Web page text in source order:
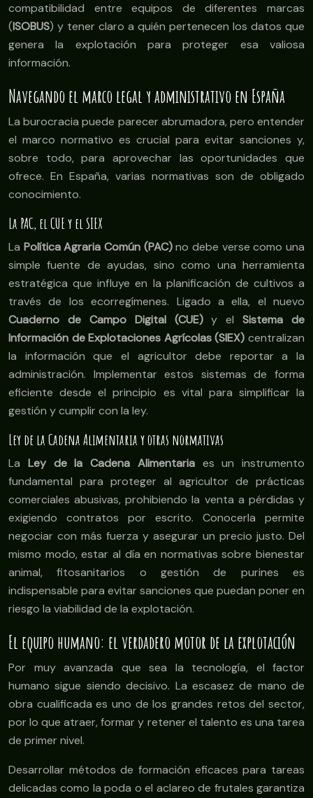
compatibilidad entre equipos de diferentes marcas
(ISOBUS) y tener claro a quién pertenecen los datos que
genera la explotación para proteger esa valiosa
información.
Navegando el marco legal y administrativo en España
La burocracia puede parecer abrumadora, pero entender
el marco normativo es crucial para evitar sanciones y,
sobre todo, para aprovechar las oportunidades que
ofrece. En España, varias normativas son de obligado
conocimiento.
La PAC, el CUE y el SIEX
La Política Agraria Común (PAC)no debe verse como una
simple fuente de ayudas, sino como una herramienta
estratégica que influye en la planificación de cultivos a
través de los ecorregímenes. Ligado a ella, el nuevo
Cuaderno de Campo Digital (CUE)y elSistema de
Información de Explotaciones Agrícolas (SIEX) centralizan
la información que el agricultor debe reportar a la
administración. Implementar estos sistemas de forma
eficiente desde el principio es vital para simplificar la
gestión y cumplir con la ley.
Ley de la Cadena Alimentaria y otras normativas
La Ley de la Cadena Alimentariaes un instrumento
fundamental para proteger al agricultor de prácticas
comerciales abusivas, prohibiendo la venta a pérdidas y
exigiendo contratos por escrito. Conocerla permite
negociar con más fuerza y asegurar un precio justo. Del
mismo modo, estar al día en normativas sobre bienestar
animal, fitosanitarios o gestión de purines es
indispensable para evitar sanciones que puedan poner en
riesgo la viabilidad de la explotación.
El equipo humano: el verdadero motor de la explotación
Por muy avanzada que sea la tecnología, el factor
humano sigue siendo decisivo. La escasez de mano de
obra cualificada es uno de los grandes retos del sector,
por lo que atraer, formar y retener el talento es una tarea
de primer nivel.
Desarrollar métodos de formación eficaces para tareas
delicadas como la poda o el aclareo de frutales garantiza